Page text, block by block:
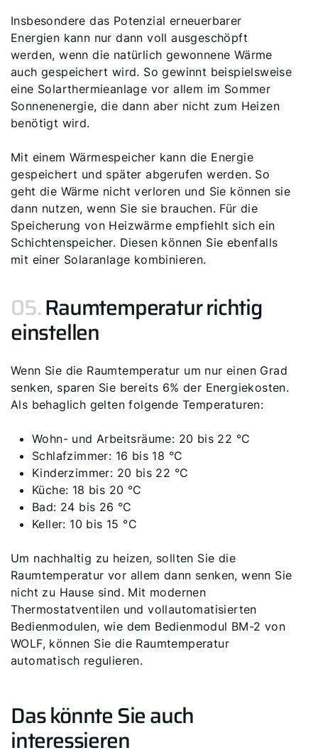
Insbesondere das Potenzial erneuerbarer
Energien kann nur dann voll ausgeschöpft
werden, wenn die natürlich gewonnene Wärme
auch gespeichert wird. So gewinnt beispielsweise
eine Solarthermieanlage vor allem im Sommer
Sonnenenergie, die dann aber nicht zum Heizen
benötigt wird.
Mit einem Wärmespeicher kann die Energie
gespeichert und später abgerufen werden. So
geht die Wärme nicht verloren und Sie können sie
dann nutzen, wenn Sie sie brauchen. Für die
Speicherung von Heizwärme empfiehlt sich ein
Schichtenspeicher. Diesen können Sie ebenfalls
mit einer Solaranlage kombinieren.
05.Raumtemperatur richtig
einstellen
Wenn Sie die Raumtemperatur um nur einen Grad
senken, sparen Sie bereits 6% der Energiekosten.
Als behaglich gelten folgende Temperaturen:
Wohn- und Arbeitsräume: 20 bis 22 °C
Schlafzimmer: 16 bis 18 °C
Kinderzimmer: 20 bis 22 °C
Küche: 18 bis 20 °C
Bad: 24 bis 26 °C
Keller: 10 bis 15 °C
Um nachhaltig zu heizen, sollten Sie die
Raumtemperatur vor allem dann senken, wenn Sie
nicht zu Hause sind. Mit modernen
Thermostatventilen und vollautomatisierten
Bedienmodulen, wie dem Bedienmodul BM-2 von
WOLF, können Sie die Raumtemperatur
automatisch regulieren.
Das könnte Sie auch
interessieren